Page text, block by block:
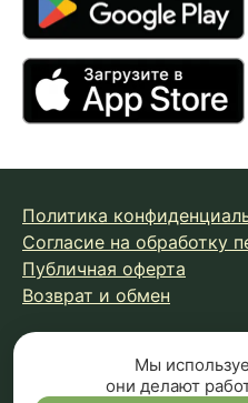
Политика
Согласие на обработку
Публичная оферта
Возврат и обмен
© 2026 Fungiline —
Копирование материалов с
Мы
они делают